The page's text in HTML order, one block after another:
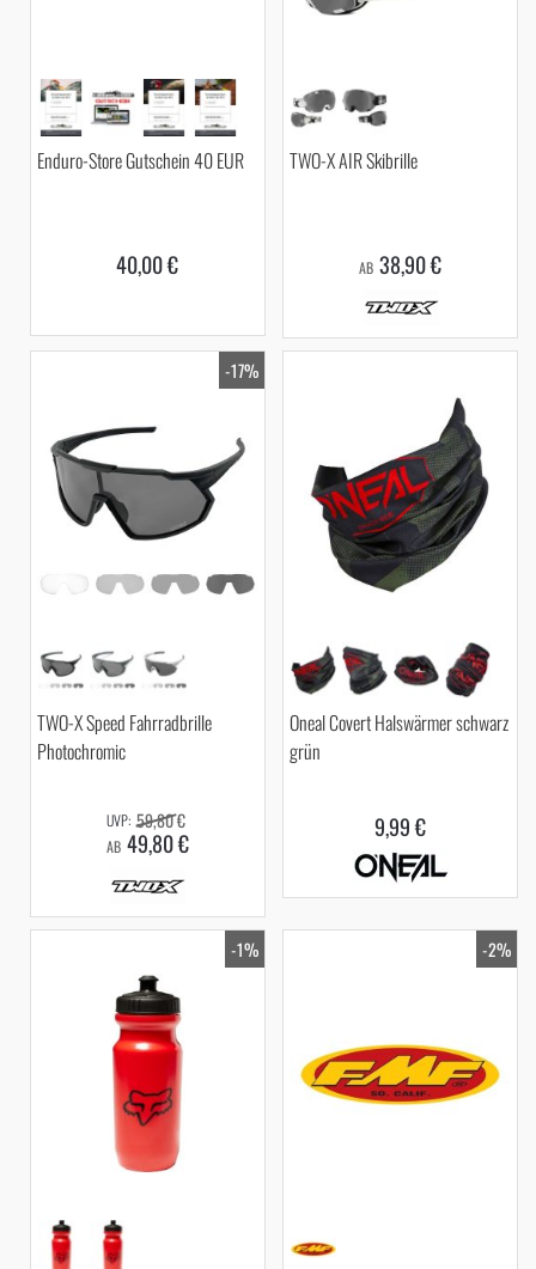
Enduro-Store Gutschein 40 EUR
40,00 €
TWO-X AIR Skibrille
AB 38,90 €
-17%
TWO-X Speed Fahrradbrille
Photochromic
AB 49,80 €
59,80 €
Oneal Covert Halswärmer schwarz
grün
9,99 €
-1% -2%